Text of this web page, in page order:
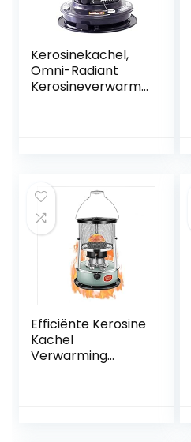
Kerosinekachel,
Omni-Radiant
Kerosineverwarmi
Convectie Kleine
Verwarmer
Efficiënte Kerosine
Kachel
Verwarming